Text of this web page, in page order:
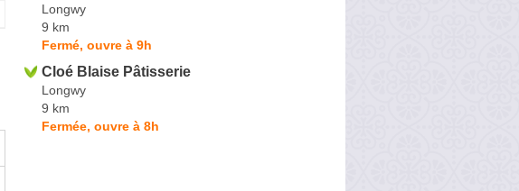
Longwy
9 km
Fermé, ouvre à 9h
Cloé Blaise Pâtisserie
Longwy
9 km
Fermée, ouvre à 8h